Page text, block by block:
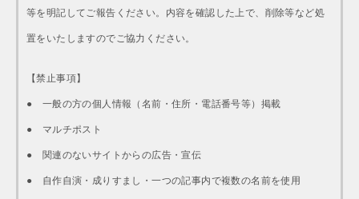
等を明記してご報告ください。内容を確認した上で、削除等など処
置をいたしますのでご協力ください。
【禁止事項】
● 一般の方の個人情報（名前・住所・電話番号等）掲載
● マルチポスト
● 関連のないサイトからの広告・宣伝
● 自作自演・成りすまし・一つの記事内で複数の名前を使用